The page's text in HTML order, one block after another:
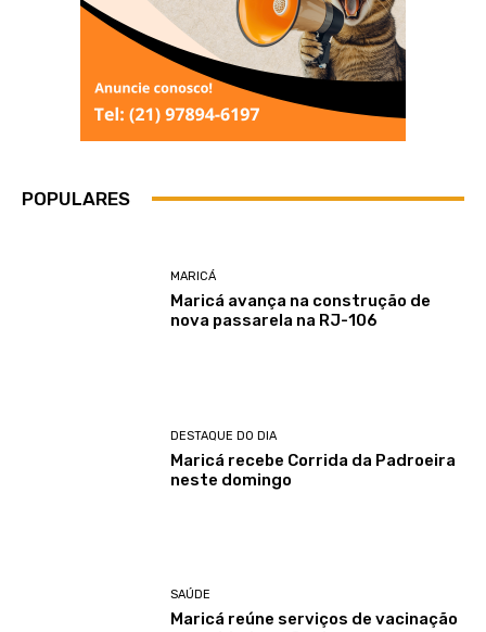
POPULARES
MARICÁ
Maricá avança na construção de
nova passarela na RJ-106
DESTAQUE DO DIA
Maricá recebe Corrida da Padroeira
neste domingo
SAÚDE
Maricá reúne serviços de vacinação